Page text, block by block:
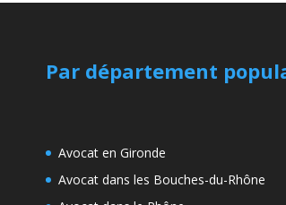
Par département
Avocat en Gironde
Avocat dans les Bouches-du-Rhône